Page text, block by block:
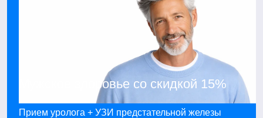
Мужское здоровье со скидкой 15%
Прием уролога + УЗИ предстательной железы